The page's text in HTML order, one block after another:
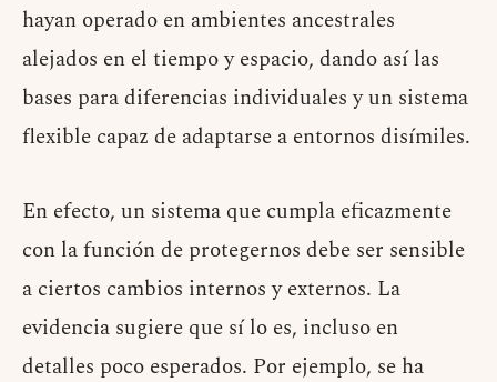
hayan operado en ambientes ancestrales
alejados en el tiempo y espacio, dando así las
bases para diferencias individuales y un sistema
flexible capaz de adaptarse a entornos disímiles.
En efecto, un sistema que cumpla eficazmente
con la función de protegernos debe ser sensible
a ciertos cambios internos y externos. La
evidencia sugiere que sí lo es, incluso en
detalles poco esperados. Por ejemplo, se ha